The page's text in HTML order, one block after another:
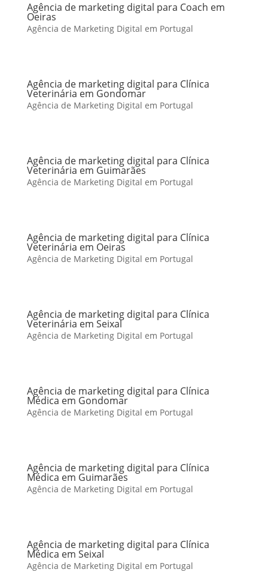
Agência de marketing digital para Coach em
Oeiras
Agência de Marketing Digital em Portugal
Agência de marketing digital para Clínica
Veterinária em Gondomar
Agência de Marketing Digital em Portugal
Agência de marketing digital para Clínica
Veterinária em Guimarães
Agência de Marketing Digital em Portugal
Agência de marketing digital para Clínica
Veterinária em Oeiras
Agência de Marketing Digital em Portugal
Agência de marketing digital para Clínica
Veterinária em Seixal
Agência de Marketing Digital em Portugal
Agência de marketing digital para Clínica
Médica em Gondomar
Agência de Marketing Digital em Portugal
Agência de marketing digital para Clínica
Médica em Guimarães
Agência de Marketing Digital em Portugal
Agência de marketing digital para Clínica
Médica em Seixal
Agência de Marketing Digital em Portugal